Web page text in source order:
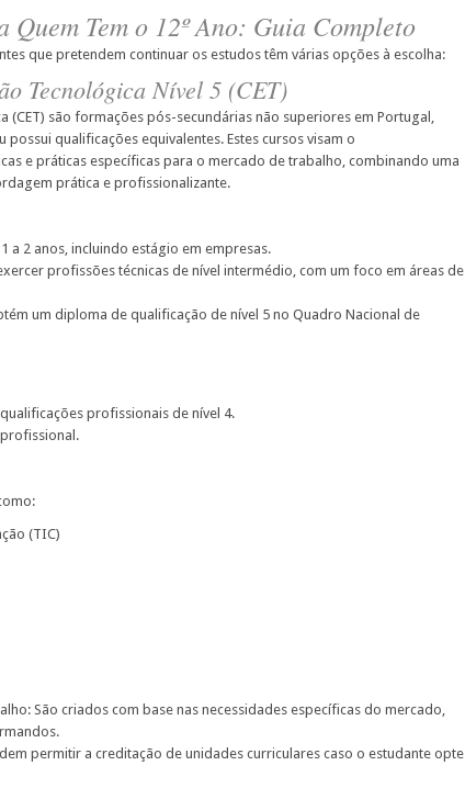
Quem Tem o 12º Ano: Guia Completo
que pretendem continuar os estudos têm várias opções à escolha:
Tecnológica Nível 5 (CET)
(CET) são formações pós-secundárias não superiores em Portugal,
possui qualificações equivalentes. Estes cursos visam o
e práticas específicas para o mercado de trabalho, combinando uma
prática e profissionalizante.
a 2 anos, incluindo estágio em empresas.
profissões técnicas de nível intermédio, com um foco em áreas de
um diploma de qualificação de nível 5 no Quadro Nacional de
profissionais de nível 4.
(TIC)
São criados com base nas necessidades específicas do mercado,
permitir a creditação de unidades curriculares caso o estudante opte